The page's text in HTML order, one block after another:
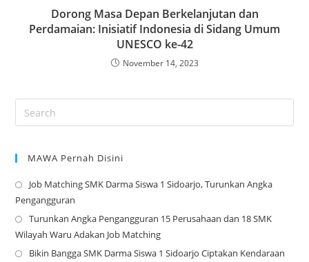
Dorong Masa Depan Berkelanjutan dan
Perdamaian: Inisiatif Indonesia di Sidang Umum
UNESCO ke-42
November 14, 2023
MAWA Pernah Disini
Job Matching SMK Darma Siswa 1 Sidoarjo, Turunkan Angka
Pengangguran
Turunkan Angka Pengangguran 15 Perusahaan dan 18 SMK
Wilayah Waru Adakan Job Matching
Bikin Bangga SMK Darma Siswa 1 Sidoarjo Ciptakan Kendaraan